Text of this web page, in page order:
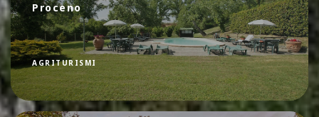
Proceno
AGRITURISMI